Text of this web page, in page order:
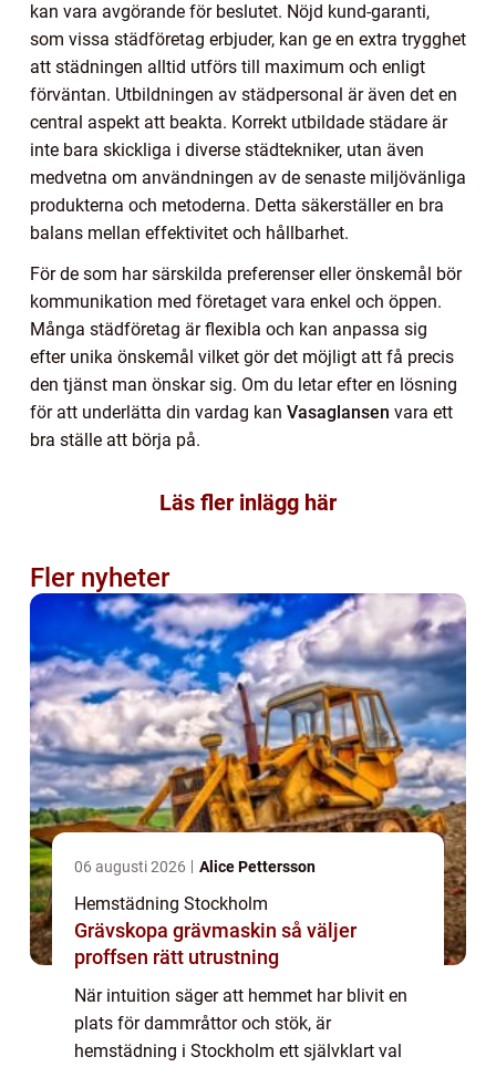
kan vara avgörande för beslutet. Nöjd kund-garanti,
som vissa städföretag erbjuder, kan ge en extra trygghet
att städningen alltid utförs till maximum och enligt
förväntan. Utbildningen av städpersonal är även det en
central aspekt att beakta. Korrekt utbildade städare är
inte bara skickliga i diverse städtekniker, utan även
medvetna om användningen av de senaste miljövänliga
produkterna och metoderna. Detta säkerställer en bra
balans mellan effektivitet och hållbarhet.
För de som har särskilda preferenser eller önskemål bör
kommunikation med företaget vara enkel och öppen.
Många städföretag är flexibla och kan anpassa sig
efter unika önskemål vilket gör det möjligt att få precis
den tjänst man önskar sig. Om du letar efter en lösning
för att underlätta din vardag kan Vasaglansen vara ett
bra ställe att börja på.
Läs fler inlägg här
Fler nyheter
06 augusti 2026 Alice Pettersson
Hemstädning Stockholm
Grävskopa grävmaskin så väljer
proffsen rätt utrustning
När intuition säger att hemmet har blivit en
plats för dammråttor och stök, är
hemstädning i Stockholm ett självklart val